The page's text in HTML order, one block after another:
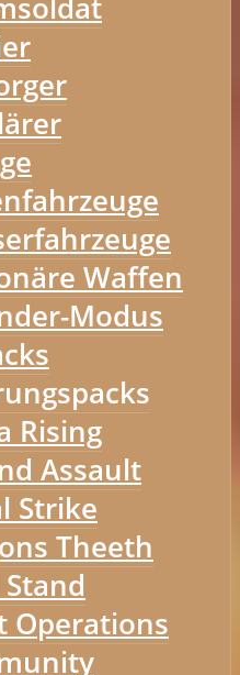
Waffen
Modus
Rising
Assault
Strike
Theeth
Operations